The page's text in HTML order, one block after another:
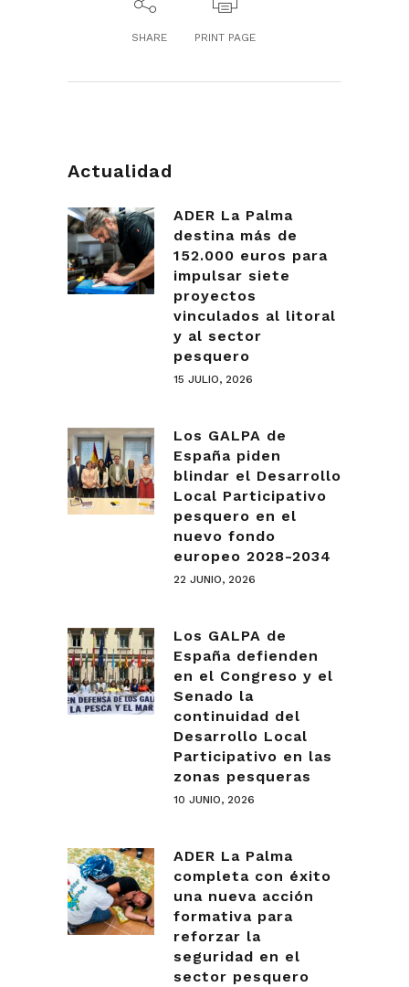
SHARE PRINT PAGE
Actualidad
ADER La Palma
destina más de
152.000 euros para
impulsar siete
proyectos
vinculados al litoral
y al sector
pesquero
15 JULIO, 2026
Los GALPA de
España piden
blindar el Desarrollo
Local Participativo
pesquero en el
nuevo fondo
europeo 2028-2034
22 JUNIO, 2026
Los GALPA de
España defienden
en el Congreso y el
Senado la
continuidad del
Desarrollo Local
Participativo en las
zonas pesqueras
10 JUNIO, 2026
ADER La Palma
completa con éxito
una nueva acción
formativa para
reforzar la
seguridad en el
sector pesquero